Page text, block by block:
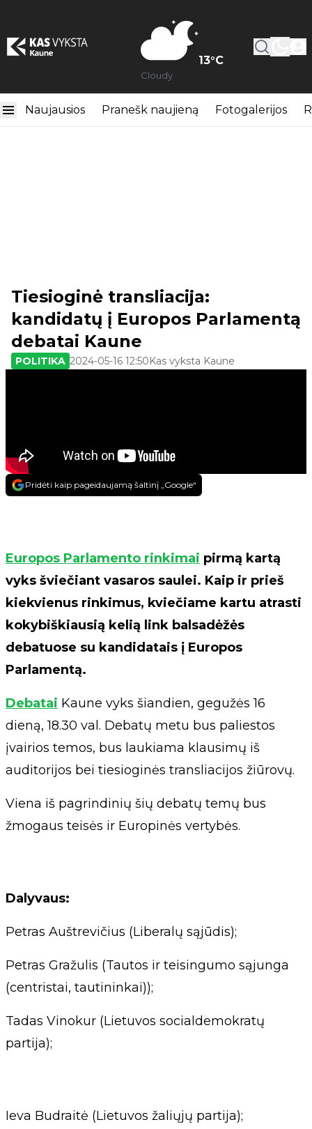
13°C
Cloudy
Naujausios Pranešk naujieną Fotogalerijos
Tiesioginė transliacija:
kandidatų į Europos Parlamentą
debatai Kaune
POLITIKA 2024-05-16 12:50Kas vyksta Kaune
Pridėti kaip pageidaujamą šaltinį „Google“
Europos Parlamento rinkimai pirmą kartą
vyks šviečiant vasaros saulei. Kaip ir prieš
kiekvienus rinkimus, kviečiame kartu atrasti
kokybiškiausią kelią link balsadėžės
debatuose su kandidatais į Europos
Parlamentą.
Debatai Kaune vyks šiandien, gegužės 16
dieną, 18.30 val. Debatų metu bus paliestos
įvairios temos, bus laukiama klausimų iš
auditorijos bei tiesioginės transliacijos žiūrovų.
Viena iš pagrindinių šių debatų temų bus
žmogaus teisės ir Europinės vertybės.
Dalyvaus:
Petras Auštrevičius (Liberalų sąjūdis);
Petras Gražulis (Tautos ir teisingumo sąjunga
(centristai, tautininkai));
Tadas Vinokur (Lietuvos socialdemokratų
partija);
Ieva Budraitė (Lietuvos žaliųjų partija);